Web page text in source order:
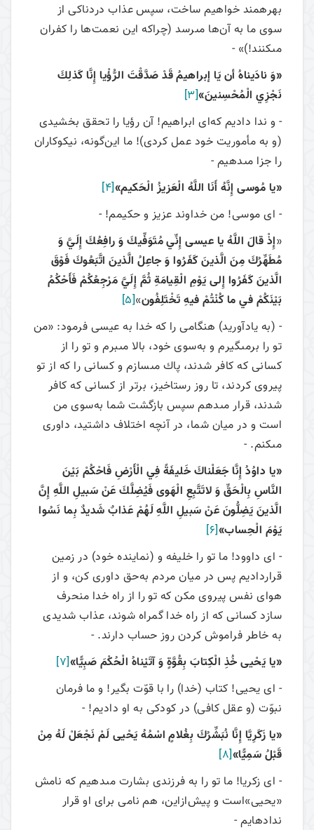
بهره‏مند خواهيم ساخت، سپس عذاب دردناكى از
سوى ما به آن‌ها مى‏رسد (چراکه اين نعمت‌ها را كفران
مى‏كنند!)» -
«وَ نادَیناهُ أن یَا إبراهیمُ قَدْ صَدَّقْتَ الرُّؤْيا إِنَّا كَذلِكَ
نَجْزِي الْمُحْسِنينَ»[3]
- و ندا دادیم که‌ای ابراهیم! آن رؤيا را تحقق بخشيدى
(و به مأموريت خود عمل كردى)! ما این‌گونه، نيكوكاران
را جزا مى‏دهيم -
«يا مُوسى‏ إِنَّهُ أَنَا اللَّهُ الْعَزيزُ الْحَكيم»[4]
- اى موسى! من خداوند عزيز و حكيمم! -
«إِذْ قالَ اللَّهُ يا عيسى‏ إِنِّي مُتَوَفِّيكَ وَ رافِعُكَ إِلَيَّ وَ
مُطَهِّرُكَ مِنَ الَّذينَ كَفَرُوا وَ جاعِلُ الَّذينَ اتَّبَعُوكَ فَوْقَ
الَّذينَ كَفَرُوا إِلى ‏يَوْمِ الْقِيامَةِ ثُمَّ إِلَيَّ مَرْجِعُكُمْ فَأَحْكُمُ
بَيْنَكُمْ في ما كُنْتُمْ فيهِ تَخْتَلِفُون‏»
[5]
- (به یادآورید) هنگامى را كه خدا به عيسى فرمود: «من
تو را برمى‏گيرم و به‌سوی خود، بالا مى‏برم و تو را از
کسانی که كافر شدند، پاك مى‏سازم و كسانى را كه از تو
پيروى كردند، تا روز رستاخيز، برتر از كسانى كه كافر
شدند، قرار مى‏دهم سپس بازگشت شما به‌سوی من
است و در ميان شما، در آنچه اختلاف داشتيد، داورى
مى‏كنم. -
«يا داوُدُ إِنَّا جَعَلْناكَ خَليفَةً فِي الْأَرْضِ فَاحْكُمْ بَيْنَ
النَّاسِ بِالْحَقِّ وَ لاتَتَّبِعِ الْهَوى‏ فَيُضِلَّكَ عَنْ سَبيلِ اللَّهِ إِنَّ
الَّذينَ يَضِلُّونَ عَنْ سَبيلِ اللَّهِ لَهُمْ عَذابٌ شَديدٌ بِما نَسُوا
يَوْمَ الْحِساب»[6]
- اى داوود! ما تو را خليفه و (نماينده خود) در زمين
قرارداديم پس در ميان مردم به‌حق داورى كن، و از
هواى نفس پيروى مكن كه تو را از راه خدا منحرف
سازد كسانى كه از راه خدا گمراه شوند، عذاب شديدى
به خاطر فراموش كردن روز حساب دارند. -
«يا يَحْيى‏ خُذِ الْكِتابَ بِقُوَّةٍ وَ آتَيْناهُ الْحُكْمَ صَبِيًّا»[7]
- اى يحيى! كتاب (خدا) را با قوّت بگير! و ما فرمان
نبوّت (و عقل كافى) در كودكى به او داديم! -
«يا زَكَرِيَّا إِنَّا نُبَشِّرُكَ بِغُلامٍ اسْمُهُ يَحْيى ‏لَمْ نَجْعَلْ لَهُ مِنْ
قَبْلُ سَمِيًّا»[8]
- اى زكريا! ما تو را به فرزندى بشارت مى‏دهيم كه نامش
«يحيى»است و پیش‌ازاین، هم نامى براى او قرار
نداده‏ايم -